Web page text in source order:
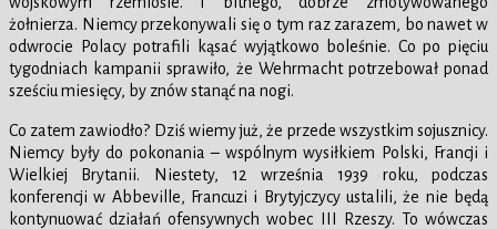
żołnierza. Niemcy przekonywali się o tym raz zarazem, bo nawet w
odwrocie Polacy potrafili kąsać wyjątkowo boleśnie. Co po pięciu
tygodniach kampanii sprawiło, że Wehrmacht potrzebował ponad
sześciu miesięcy, by znów stanąć na nogi.
Co zatem zawiodło? Dziś wiemy już, że przede wszystkim sojusznicy.
Niemcy były do pokonania – wspólnym wysiłkiem Polski, Francji i
Wielkiej Brytanii. Niestety, 12 września 1939 roku, podczas
konferencji w Abbeville, Francuzi i Brytyjczycy ustalili, że nie będą
kontynuować działań ofensywnych wobec III Rzeszy. To wówczas